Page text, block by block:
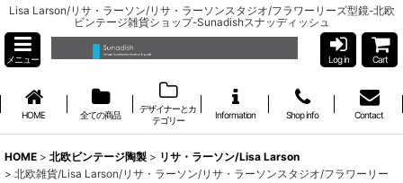
Lisa Larson/リサ・ラーソン/リサ・ラーソンスタジオ/フラワーリーズ型鏡-北欧
ビンテージ雑貨ショップ-Sunadishスナッディッシュ
メニュー Log in Cart
HOME 全ての商品
デザイナーとカ
テゴリー
Information Shop info Contact
HOME > 北欧ビンテージ陶製 > リサ・ラーソン/Lisa Larson
> 北欧雑貨/Lisa Larson/リサ・ラーソン/リサ・ラーソンスタジオ/フラワーリー